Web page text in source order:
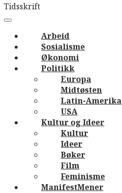
Tidsskrift
navigation
Menu
Arbeid
Sosialisme
Økonomi
Politikk
Europa
Midtøsten
Latin-Amerika
USA
Kultur og Ideer
Kultur
Ideer
Bøker
Film
Feminisme
ManifestMener